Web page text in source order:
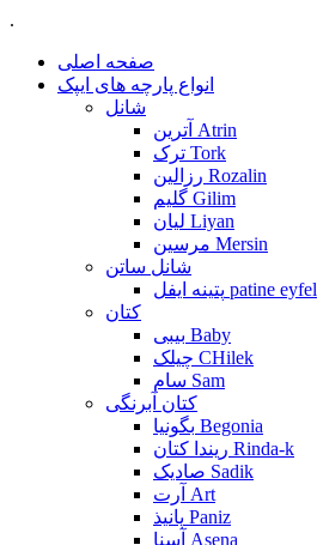
.
صفحه اصلی
انواع پارچه های ایپک
شانل
آترین Atrin
ترک Tork
رزالین Rozalin
گلیم Gilim
لیان Liyan
مرسین Mersin
شانل ساتن
پتینه ایفل patine eyfel
کتان
بیبی Baby
چیلک CHilek
سام Sam
کتان آبرنگی
بگونیا Begonia
ریندا کتان Rinda-k
صادیک Sadik
آرت Art
پانیذ Paniz
آسنا Asena